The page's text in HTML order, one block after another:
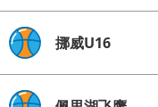
挪威U16